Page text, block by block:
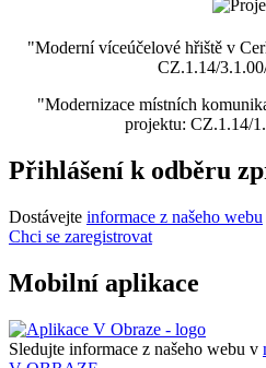
"Moderní víceúčelové hřiště v
CZ.1.14/
"Modernizace místních
projektu: CZ.1.14/
Přihlášení k odběru
Dostávejte informace z našeho webu
Chci se zaregistrovat
Mobilní aplikace
Sledujte informace z našeho webu v